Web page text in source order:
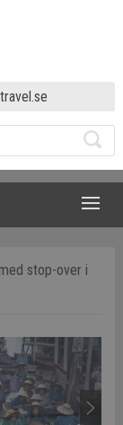
stop-over i